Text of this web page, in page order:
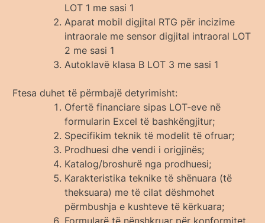
LOT 1 me sasi 1
Aparat mobil digjital RTG për incizime
intraorale me sensor digjital intraoral LOT
2 me sasi 1
Autoklavë klasa B LOT 3 me sasi 1
Ftesa duhet të përmbajë detyrimisht:
Ofertë financiare sipas LOT-eve në
formularin Excel të bashkëngjitur;
Specifikim teknik të modelit të ofruar;
Prodhuesi dhe vendi i origjinës;
Katalog/broshurë nga prodhuesi;
Karakteristika teknike të shënuara (të
theksuara) me të cilat dëshmohet
përmbushja e kushteve të kërkuara;
Formularë të nënshkruar për konformitet